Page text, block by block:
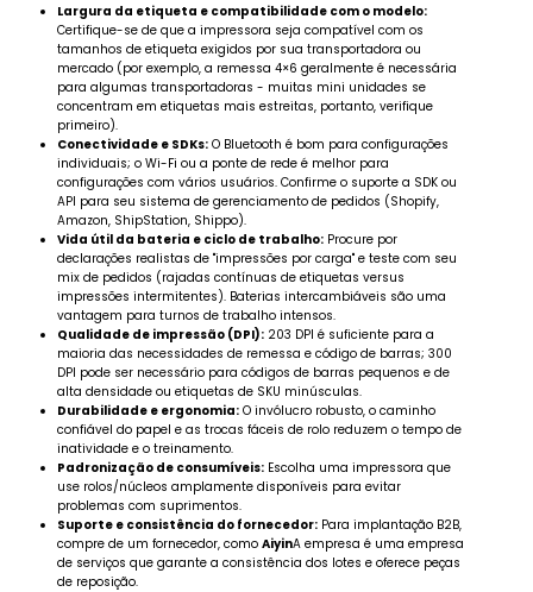
Largura da etiqueta e compatibilidade com o modelo:
Certifique-se de que a impressora seja compatível com os
tamanhos de etiqueta exigidos por sua transportadora ou
mercado (por exemplo, a remessa 4×6 geralmente é necessária
para algumas transportadoras - muitas mini unidades se
concentram em etiquetas mais estreitas, portanto, verifique
primeiro).
Conectividade e SDKs: O Bluetooth é bom para configurações
individuais; o Wi-Fi ou a ponte de rede é melhor para
configurações com vários usuários. Confirme o suporte a SDK ou
API para seu sistema de gerenciamento de pedidos (Shopify,
Amazon, ShipStation, Shippo).
Vida útil da bateria e ciclo de trabalho: Procure por
declarações realistas de "impressões por carga" e teste com seu
mix de pedidos (rajadas contínuas de etiquetas versus
impressões intermitentes). Baterias intercambiáveis são uma
vantagem para turnos de trabalho intensos.
Qualidade de impressão (DPI): 203 DPI é suficiente para a
maioria das necessidades de remessa e código de barras; 300
DPI pode ser necessário para códigos de barras pequenos e de
alta densidade ou etiquetas de SKU minúsculas.
Durabilidade e ergonomia: O invólucro robusto, o caminho
confiável do papel e as trocas fáceis de rolo reduzem o tempo de
inatividade e o treinamento.
Padronização de consumíveis: Escolha uma impressora que
use rolos/núcleos amplamente disponíveis para evitar
problemas com suprimentos.
Suporte e consistência do fornecedor: Para implantação B2B,
compre de um fornecedor, como AiyinA empresa é uma empresa
de serviços que garante a consistência dos lotes e oferece peças
de reposição.